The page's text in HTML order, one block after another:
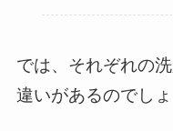
では、それぞれの
違いがあるのでしょ